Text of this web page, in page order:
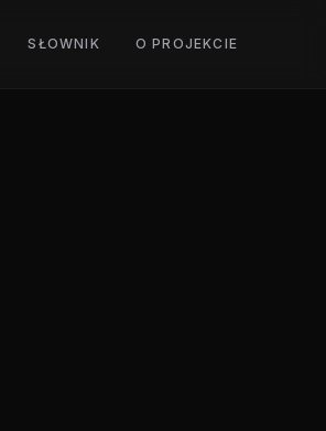
SŁOWNIK O PROJEKCIE